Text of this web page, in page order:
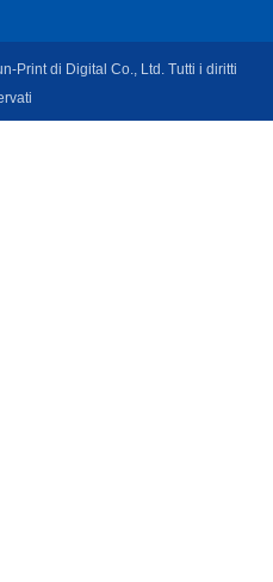
Print di Digital Co., Ltd. Tutti i diritti